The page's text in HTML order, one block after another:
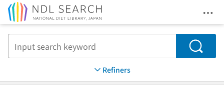
Search
Refiners